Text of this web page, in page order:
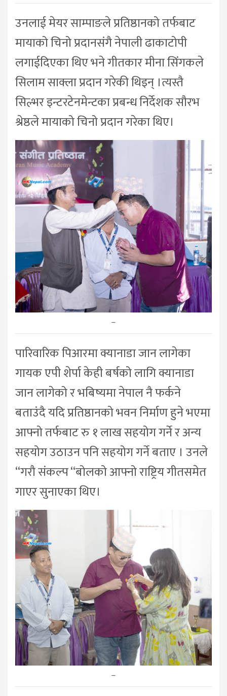
उनलाई मेयर साम्पाङले प्रतिष्ठानको तर्फबाट
मायाको चिनो प्रदानसंगै नेपाली ढाकाटोपी
लगाईदिएका थिए भने गीतकार मीना सिंगकले
सिलाम साक्ला प्रदान गरेकी थिइन् ।त्यस्तै
सिल्भर इन्टरटेनमेन्टका प्रबन्ध निर्देशक सौरभ
श्रेष्ठले मायाको चिनो प्रदान गरेका थिए।
–
पारिवारिक पिआरमा क्यानाडा जान लागेका
गायक एपी शेर्पा केही बर्षको लागि क्यानाडा
जान लागेको र भबिष्यमा नेपाल नै फर्कने
बताउंदै यदि प्रतिष्ठानको भवन निर्माण हुने भएमा
आफ्नो तर्फबाट रु १ लाख सहयोग गर्ने र अन्य
सहयोग उठाउन पनि सहयोग गर्ने बताए । उनले
“गरौ संकल्प “बोलको आफ्नो राष्ट्रिय गीतसमेत
गाएर सुनाएका थिए।
–